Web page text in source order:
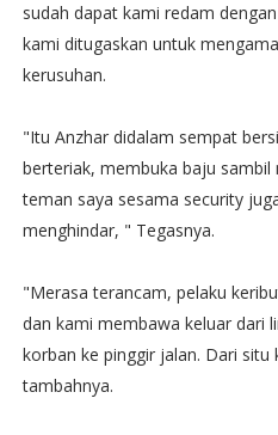
sudah dapat kami redam
kami ditugaskan untuk
kerusuhan.
"Itu Anzhar didalam sempat
berteriak, membuka baju
teman saya sesama security
menghindar, " Tegasnya.
"Merasa terancam, pelaku
dan kami membawa keluar dari
korban ke pinggir jalan. Dari situ
tambahnya.